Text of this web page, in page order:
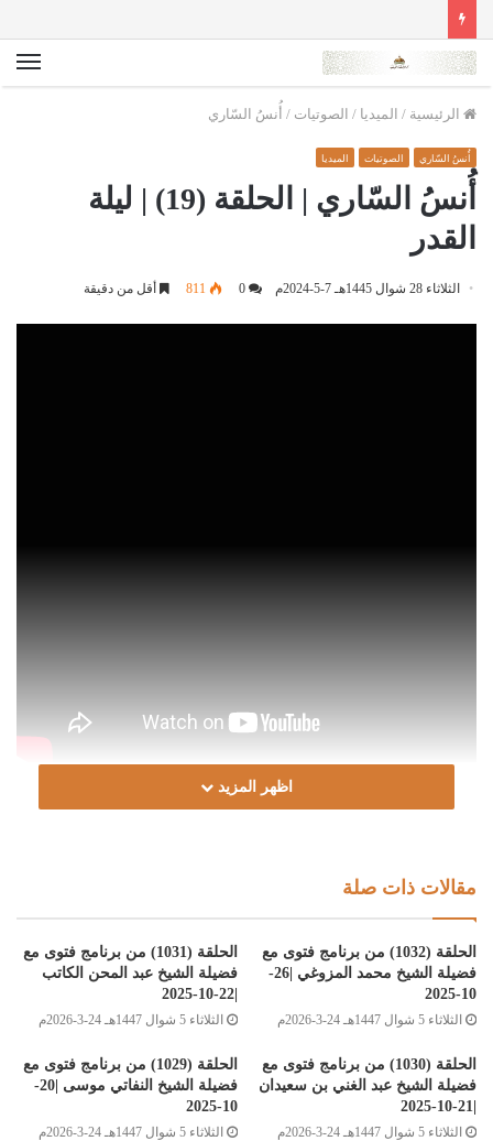
الرئيسية / الميديا / الصوتيات / أُنسُ السّاري
أُنسُ السّاري الصوتيات الميديا
أُنسُ السّاري | الحلقة (19) | ليلة
القدر
الثلاثاء 28 شوال 1445هـ 7-5-2024م 0
811 أقل من دقيقة
Post Views: 1٬060
تطبيق دار الإفتاء الليبية
اظهر المزيد
مقالات ذات صلة
الحلقة (1032) من برنامج فتوى مع
فضيلة الشيخ محمد المزوغي |26-
10-2025
الثلاثاء 5 شوال 1447هـ 24-3-2026م
الحلقة (1031) من برنامج فتوى مع
فضيلة الشيخ عبد المحن الكاتب
الثلاثاء 5 شوال 1447هـ 24-3-2026م
الحلقة (1030) من برنامج فتوى مع
فضيلة الشيخ عبد الغني بن سعيدان
الثلاثاء 5 شوال 1447هـ 24-3-2026م
الحلقة (1029) من برنامج فتوى مع
فضيلة الشيخ النفاتي موسى |20-
10-2025
الثلاثاء 5 شوال 1447هـ 24-3-2026م